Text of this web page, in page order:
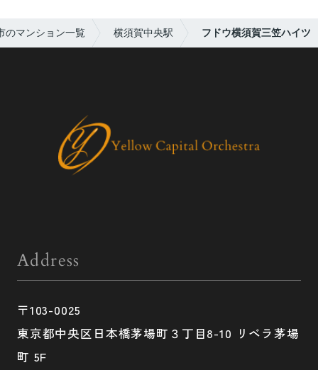
のマンション一覧 横須賀中央駅 フドウ横須賀三笠ハイツ
Address
〒103-0025
東京都中央区日本橋茅場町３丁目8-10 リベラ茅場
町 5F